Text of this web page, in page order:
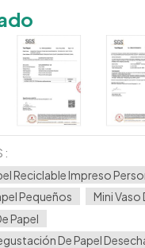
:
Reciclable Impreso
Pequeños
Mini Vaso
Papel
De Papel